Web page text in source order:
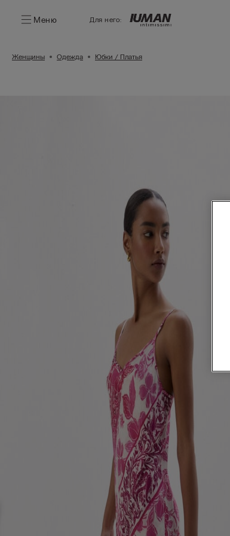
Меню Для него:
Женщины Одежда Юбки / Платья